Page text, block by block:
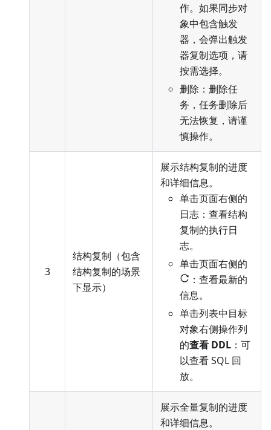
作。如果同步对
象中包含触发
器，会弹出触发
器复制选项，请
按需选择。
删除：删除任
务，任务删除后
无法恢复，请谨
慎操作。
3
结构复制（包含
结构复制的场景
下显示）
展示结构复制的进度
和详细信息。
单击页面右侧的
日志：查看结构
复制的执行日
志。
单击页面右侧的
：查看最新的
信息。
单击列表中目标
对象右侧操作列
的查看 DDL ：可
以查看 SQL 回
放。
展示全量复制的进度
和详细信息。